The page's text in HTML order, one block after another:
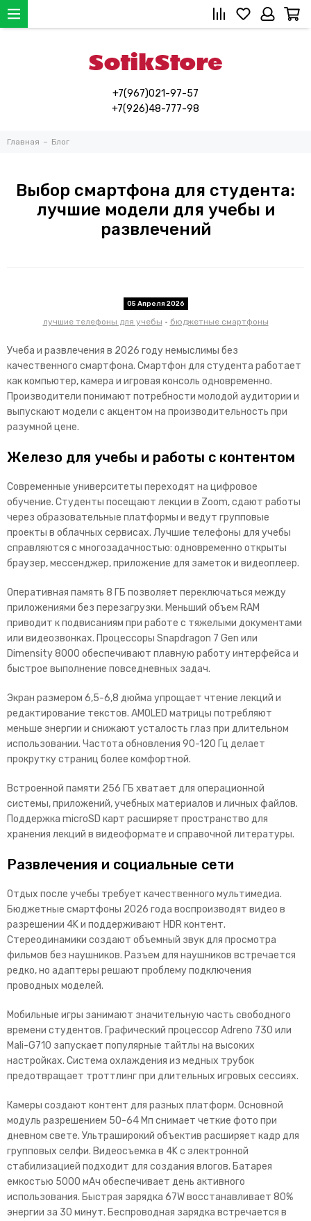
+7(967)021-97-57
+7(926)48-777-98
Главная Блог
Выбор смартфона для студента:
лучшие модели для учебы и
развлечений
05 Апреля 2026
лучшие телефоны для учебы • бюджетные смартфоны
Учеба и развлечения в 2026 году немыслимы без
качественного смартфона. Смартфон для студента работает
как компьютер, камера и игровая консоль одновременно.
Производители понимают потребности молодой аудитории и
выпускают модели с акцентом на производительность при
разумной цене.
Железо для учебы и работы с контентом
Современные университеты переходят на цифровое
обучение. Студенты посещают лекции в Zoom, сдают работы
через образовательные платформы и ведут групповые
проекты в облачных сервисах. Лучшие телефоны для учебы
справляются с многозадачностью: одновременно открыты
браузер, мессенджер, приложение для заметок и видеоплеер.
Оперативная память 8 ГБ позволяет переключаться между
приложениями без перезагрузки. Меньший объем RAM
приводит к подвисаниям при работе с тяжелыми документами
или видеозвонках. Процессоры Snapdragon 7 Gen или
Dimensity 8000 обеспечивают плавную работу интерфейса и
быстрое выполнение повседневных задач.
Экран размером 6,5-6,8 дюйма упрощает чтение лекций и
редактирование текстов. AMOLED матрицы потребляют
меньше энергии и снижают усталость глаз при длительном
использовании. Частота обновления 90-120 Гц делает
прокрутку страниц более комфортной.
Встроенной памяти 256 ГБ хватает для операционной
системы, приложений, учебных материалов и личных файлов.
Поддержка microSD карт расширяет пространство для
хранения лекций в видеоформате и справочной литературы.
Развлечения и социальные сети
Отдых после учебы требует качественного мультимедиа.
Бюджетные смартфоны 2026 года воспроизводят видео в
разрешении 4K и поддерживают HDR контент.
Стереодинамики создают объемный звук для просмотра
фильмов без наушников. Разъем для наушников встречается
редко, но адаптеры решают проблему подключения
проводных моделей.
Мобильные игры занимают значительную часть свободного
времени студентов. Графический процессор Adreno 730 или
Mali-G710 запускает популярные тайтлы на высоких
настройках. Система охлаждения из медных трубок
предотвращает троттлинг при длительных игровых сессиях.
Камеры создают контент для разных платформ. Основной
модуль разрешением 50-64 Мп снимает четкие фото при
дневном свете. Ультраширокий объектив расширяет кадр для
групповых селфи. Видеосъемка в 4K с электронной
стабилизацией подходит для создания влогов. Батарея
емкостью 5000 мАч обеспечивает день активного
использования. Быстрая зарядка 67W восстанавливает 80%
энергии за 30 минут. Беспроводная зарядка встречается в